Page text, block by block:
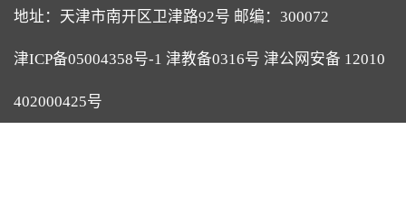
地址：天津市南开区卫津路92号 邮编：300072
津ICP备05004358号-1 津教备0316号 津公网安备 12010
402000425号